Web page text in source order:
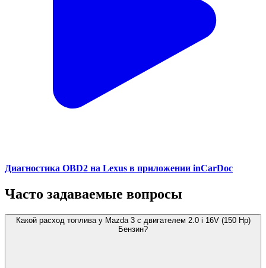
Диагностика OBD2 на Lexus в приложении inCarDoc
Часто задаваемые вопросы
Какой расход топлива у Mazda 3 с двигателем 2.0 i 16V (150 Hp)
Бензин?